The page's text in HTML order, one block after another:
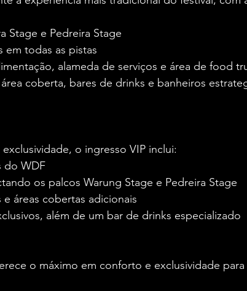
Stage e Pedreira Stage
em todas as pistas
alameda de serviços e área de food
área coberta, bares de drinks e banheiros
o ingresso VIP inclui:
do WDF
os palcos Warung Stage e Pedreira Stage
áreas cobertas adicionais
além de um bar de drinks especializado
o máximo em conforto e exclusividade para